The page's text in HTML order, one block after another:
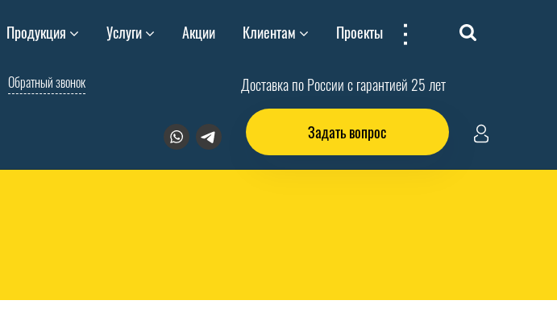
Продукция Услуги Акции Клиентам Проекты ...
Обратный звонок Доставка по России с гарантией 25 лет
Задать вопрос